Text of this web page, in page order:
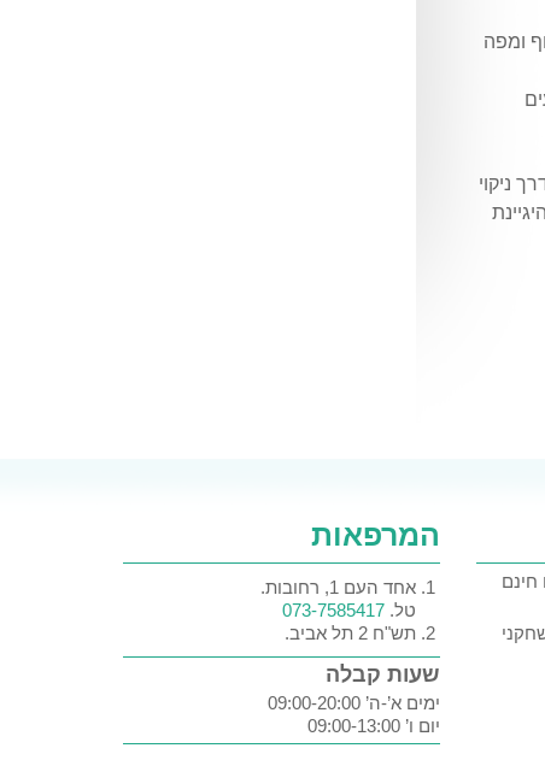
ומפה
ניקוי
חינם
המרפאות
אחד העם 1, רחובות.
טל.073-7585417
תש"ח 2 תל אביב.
שעות קבלה
ימים א’-ה’ 09:00-20:00
יום ו’ 09:00-13:00